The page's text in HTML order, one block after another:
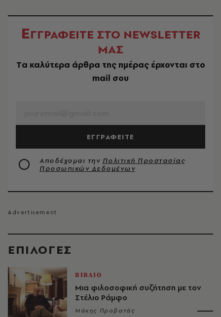
EΠΙΛΟΓΈΣ
ΒΙΒΛΙΟ
Μια φιλοσοφική συζήτηση με τον
Στέλιο Ράμφο
Μάκης Προβατάς
ΕΓΓΡΑΦΕΙΤΕ ΣΤΟ NEWSLETTER
ΜΑΣ
Tα καλύτερα άρθρα της ημέρας έρχονται στο
mail σου
ΕΓΓΡΑΦΕΙΤΕ
Αποδέχομαι την Πολιτική Προστασίας
Προσωπικών Δεδομένων